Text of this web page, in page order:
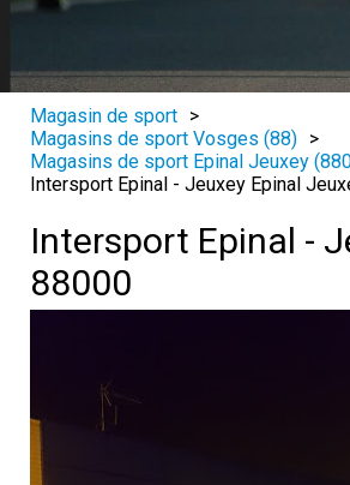
Magasin de sport >
Magasins de sport Vosges (88) >
Magasins de sport Epinal Jeuxey
Intersport Epinal - Jeuxey Epinal
Intersport Epinal -
88000